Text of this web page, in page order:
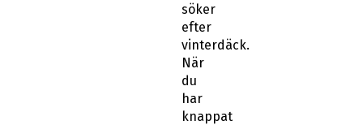
söker
efter
vinterdäck.
När
du
har
knappat